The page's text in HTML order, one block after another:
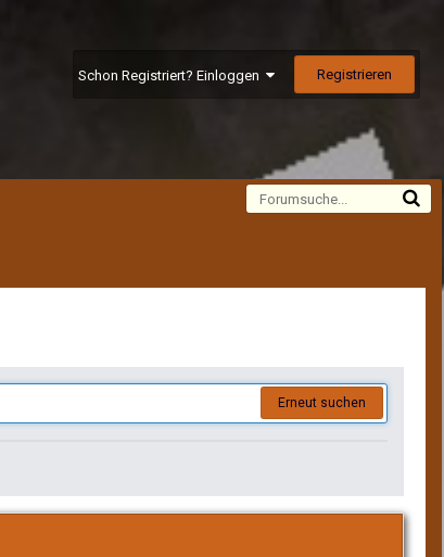
Schon Registriert? Einloggen Registrieren
Erneut suchen